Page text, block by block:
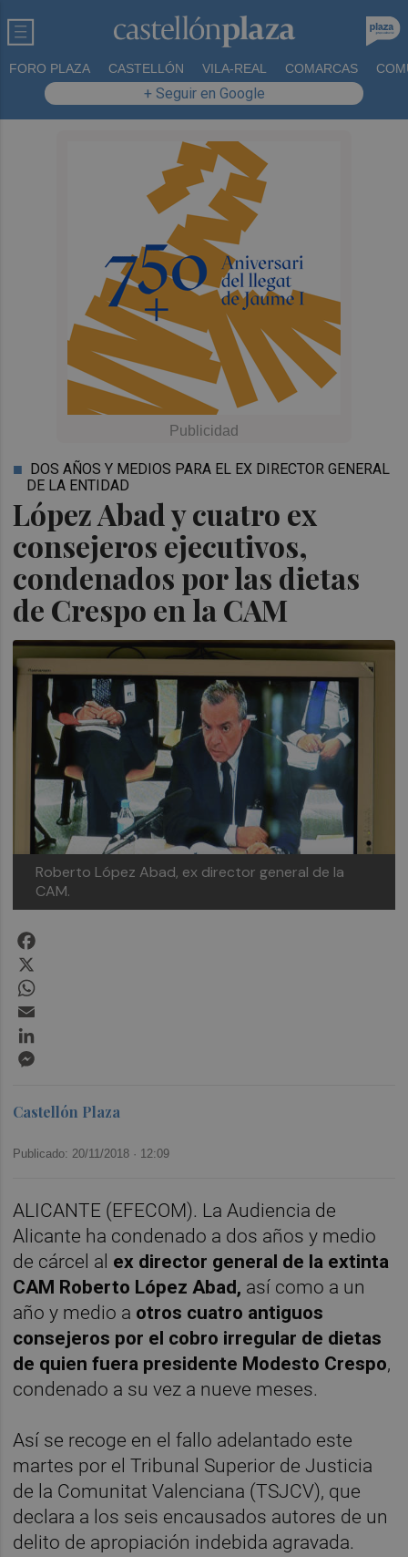
FORO PLAZA CASTELLÓN VILA-REAL COMARCAS
+ Seguir en Google
López Abad y cuatro ex
consejeros ejecutivos,
condenados por las dietas
de Crespo en la CAM
DOS AÑOS Y MEDIOS PARA EL EX DIRECTOR GENERAL
DE LA ENTIDAD
Roberto López Abad, ex director general de la
CAM.
Castellón Plaza
Publicado: 20/11/2018 · 12:09
ALICANTE (EFECOM). La Audiencia de
Alicante ha condenado a dos años y medio
de cárcel al ex director general de la extinta
CAM Roberto López Abad, así como a un
año y medio a otros cuatro antiguos
consejeros por el cobro irregular de dietas
de quien fuera presidente Modesto Crespo,
condenado a su vez a nueve meses.
Así se recoge en el fallo adelantado este
martes por el Tribunal Superior de Justicia
de la Comunitat Valenciana (TSJCV), que
declara a los seis encausados autores de un
delito de apropiación indebida agravada.